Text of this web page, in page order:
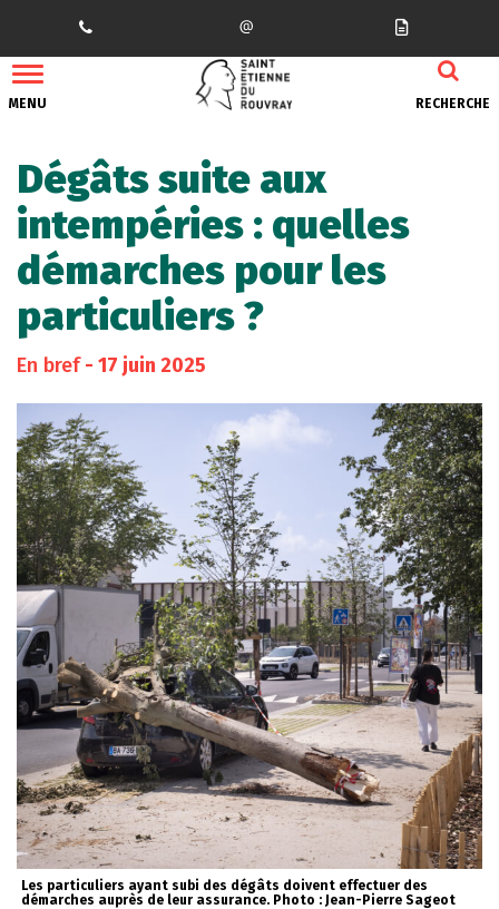
MENU RECHERCHE
Dégâts suite aux
intempéries : quelles
démarches pour les
particuliers ?
En bref- 17 juin 2025
Les particuliers ayant subi des dégâts doivent effectuer des
démarches auprès de leur assurance. Photo : Jean-Pierre Sageot